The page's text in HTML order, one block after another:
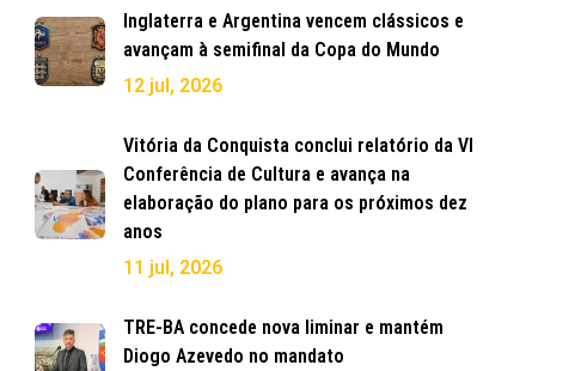
Inglaterra e Argentina vencem clássicos e
avançam à semifinal da Copa do Mundo
12 jul, 2026
Vitória da Conquista conclui relatório da VI
Conferência de Cultura e avança na
elaboração do plano para os próximos dez
anos
11 jul, 2026
TRE-BA concede nova liminar e mantém
Diogo Azevedo no mandato